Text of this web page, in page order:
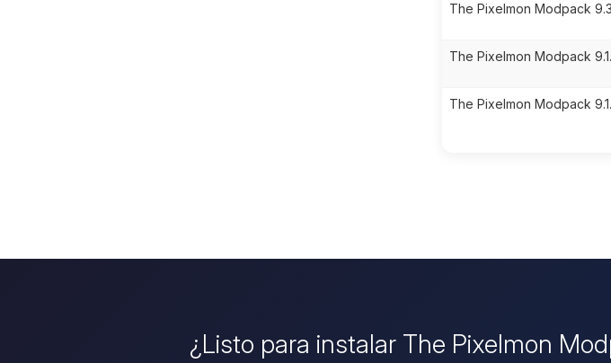
The Pixelmon Modpack
The Pixelmon Modpack
The Pixelmon Modpack
¿Listo para instalar The Pixelmon